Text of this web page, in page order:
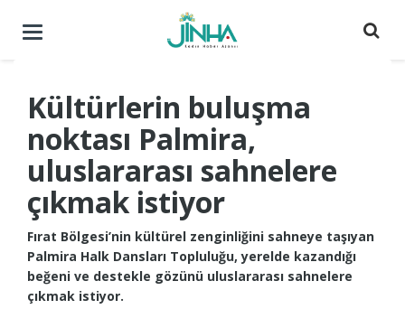
Menüyü
Kültürlerin buluşma
noktası Palmira,
uluslararası sahnelere
çıkmak istiyor
Fırat Bölgesi’nin kültürel zenginliğini sahneye taşıyan
Palmira Halk Dansları Topluluğu, yerelde kazandığı
beğeni ve destekle gözünü uluslararası sahnelere
çıkmak istiyor.